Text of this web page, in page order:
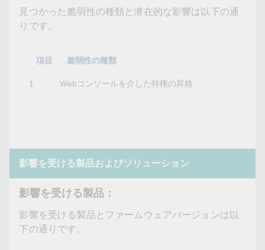
見つかった脆弱性の種類と潜在的な影響は以下の通
りです。
項目 脆弱性の種類
1 Webコンソールを介した特権の昇格
影響を受ける製品およびソリューション
影響を受ける製品：
影響を受ける製品とファームウェアバージョンは以
下の通りです。